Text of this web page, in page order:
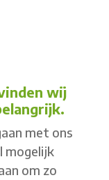
wij
met ons
mogelijk
om zo